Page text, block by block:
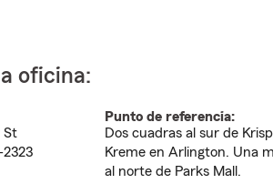
oficina:
St
2323
Punto de referencia:
Dos cuadras al sur de
Kreme en Arlington. Una
al norte de Parks Mall.